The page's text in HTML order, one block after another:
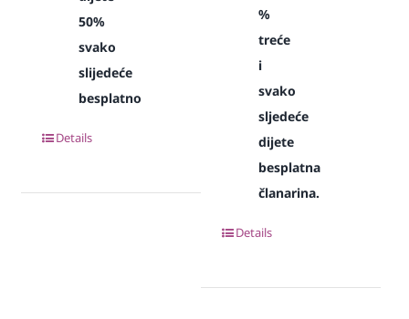
50%
svako
slijedeće
besplatno
Details
%
treće
i
svako
sljedeće
dijete
besplatna
članarina.
Details